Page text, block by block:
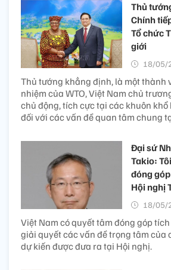
Thủ
Chính
Tổ chức
giới
18/05/
Thủ tướng khẳng định, là một thành
nhiệm của WTO, Việt Nam chủ
chủ động, tích cực tại các khuôn khổ
đối với các vấn đề quan tâm chung
Đại sứ
Takio:
đóng
Hội nghị
18/05/
Việt Nam có quyết tâm đóng góp
giải quyết các vấn đề trọng tâm của
dự kiến được đưa ra tại Hội nghị.